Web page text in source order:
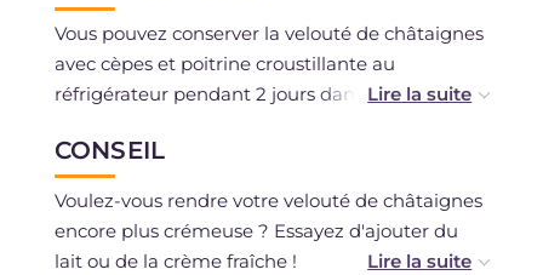
Vous pouvez conserver la velouté de châtaignes
avec cèpes et poitrine croustillante au
réfrigérateur pendant 2 jours dans un
uniquement si vous avez utilisé des ingrédients
frais et non décongelés pour 1 mois maximum.
CONSEIL
Voulez-vous rendre votre velouté de châtaignes
encore plus crémeuse ? Essayez d'ajouter du
lait ou de la crème fraîche !